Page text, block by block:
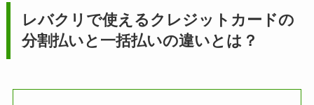
レバクリで使えるクレジットカードの
分割払いと一括払いの違いとは？